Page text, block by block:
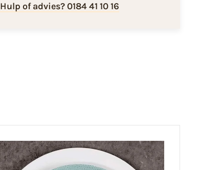
Hulp of advies? 0184 41 10 16